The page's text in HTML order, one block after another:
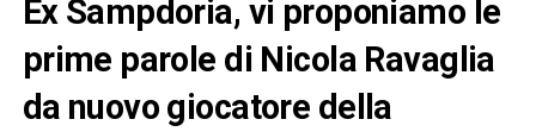
Ex Sampdoria, vi proponiamo le
prime parole di Nicola Ravaglia
da nuovo giocatore della